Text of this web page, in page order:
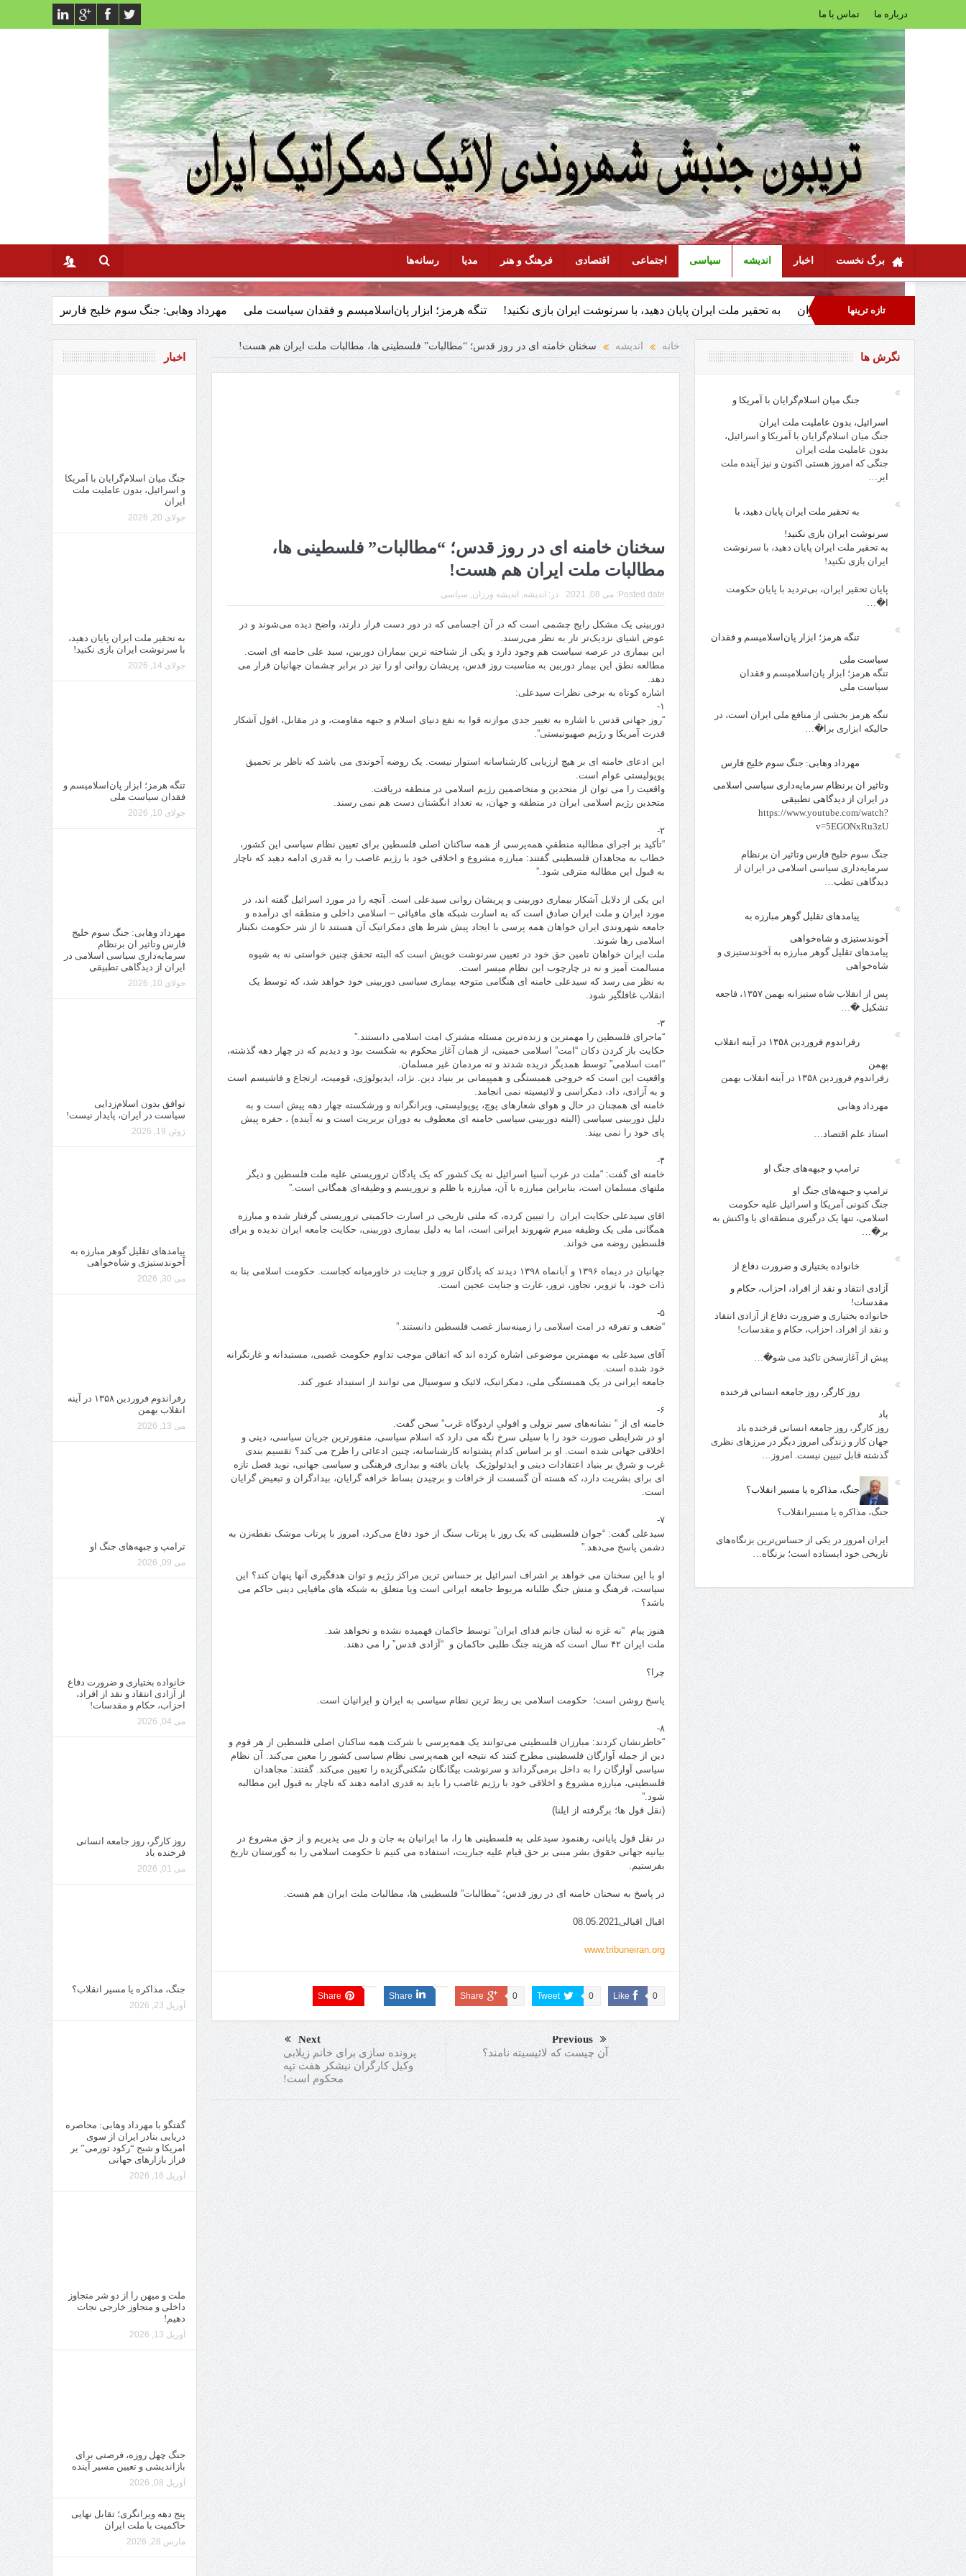
درباره ما تماس با ما
برگ نخست اخبار اندیشه سیاسی اجتماعی اقتصادی فرهنگ و هنر مدیا رسانه‌ها
تازه ترینهاعاملیت ملت ایران به تحقیر ملت ایران پایان دهید، با سرنوشت ایران بازی نکنید! تنگه هرمز؛ ابزار پان‌اسلامیسم و فقدان سیاست ملی مهرداد وهابی: جنگ سوم خلیج فارس وتاثیر ان برنظام
خانه اندیشه سخنان خامنه ای در روز قدس؛ “مطالبات” فلسطینی ها، مطالبات ملت ایران هم هست!
سخنان خامنه ای در روز قدس؛ “مطالبات” فلسطینی ها،
مطالبات ملت ایران هم هست!
Posted date: می 08, 2021 در: اندیشه, اندیشه ورزان, سیاسی
دوربینی یک مشکل رایج چشمی است که در آن اجسامی که در دور دست قرار دارند، واضح دیده می‌شوند و در
عوض اشیای نزدیک‌تر تار به نظر می‌رسند.
این بیماری در عرصه سیاست هم وجود دارد و یکی از شناخته ترین بیماران دوربین، سید علی خامنه ای است.
مطالعه نطق این بیمار دوربین به مناسبت روز قدس، پریشان روانی او را نیز در برابر چشمان جهانیان قرار می
دهد.
اشاره کوتاه به برخی نظرات سیدعلی:
۱-
“روز جهانی قدس با اشاره به تغییر جدی موازنه قوا به نفع دنیای اسلام و جبهه مقاومت، و در مقابل، افول آشکار
قدرت آمریکا و رژیم صهیونیستی”.
این ادعای خامنه ای بر هیچ ارزیابی کارشناسانه استوار نیست. یک روضه آخوندی می باشد که ناظر بر تحمیق
پوپولیستی عوام است.
واقعیت را می توان از متحدین و متخاصمین رژیم اسلامی در منطقه دریافت.
متحدین رژیم اسلامی ایران در منطقه و جهان، به تعداد انگشتان دست هم نمی رسند.
۲-
“تأکید بر اجرای مطالبه منطقیِ همه‌پرسی از همه ساکنان اصلی فلسطین برای تعیین نظام سیاسی این کشور،
خطاب به مجاهدان فلسطینی گفتند: مبارزه مشروع و اخلاقی خود با رژیم غاصب را به قدری ادامه دهید که ناچار
به قبول این مطالبه مترقی شود.”
این یکی از دلایل آشکار بیماری دوربینی و پریشان روانی سیدعلی است. آنچه را در مورد اسرائیل گفته اند، در
مورد ایران و ملت ایران صادق است که به اسارت شبکه های مافیائی – اسلامی داخلی و منطقه ای درآمده و
جامعه شهروندی ایران خواهان همه پرسی با ایجاد پیش شرط های دمکراتیک آن هستند تا از شر حکومت نکبتار
اسلامی رها شوند.
ملت ایران خواهان تامین حق خود در تعیین سرنوشت خویش است که البته تحقق چنین خواستی نه به شیوه
مسالمت آمیز و نه در چارچوب این نظام میسر است.
به نظر می رسد که سیدعلی خامنه ای هنگامی متوجه بیماری سیاسی دوربینی خود خواهد شد، که توسط یک
انقلاب غافلگیر شود.
۳-
“ماجرای فلسطین را مهمترین و زنده‌ترین مسئله مشترک امت اسلامی دانستند.”
حکایت باز کردن دکان “امت” اسلامی خمینی، از همان آغاز محکوم به شکست بود و دیدیم که در چهار دهه گذشته،
“امت اسلامی” توسط همدیگر دریده شدند و نه مردمان غیر مسلمان.
واقعیت این است که خروجی همبستگی و همپیمانی بر بنیاد دین. نژاد، ایدیولوژی، قومیت، ارتجاع و فاشیسم است
و به آزادی، داد، دمکراسی و لائیسیته نمی انجامد.
خامنه ای همچنان در حال و هوای شعارهای پوچ، پوپولیستی، ویرانگرانه و ورشکسته چهار دهه پیش است و به
دلیل دوربینی سیاسی (البته دوربینی سیاسی خامنه ای معطوف به دوران بربریت است و نه آینده) ، حفره پیش
پای خود را نمی بیند.
۴-
خامنه ای گفت: “ملت در غرب آسیا اسرائیل نه یک کشور که یک پادگان تروریستی علیه ملت فلسطین و دیگر
ملتهای مسلمان است، بنابراین مبارزه با آن، مبارزه با ظلم و تروریسم و وظیفه‌ای همگانی است.”
اقای سیدعلی حکایت ایران را تبیین کرده، که ملتی تاریخی در اسارت حاکمیتی تروریستی گرفتار شده و مبارزه
همگانی ملی یک وظیفه مبرم شهروند ایرانی است، اما به دلیل بیماری دوربینی، حکایت جامعه ایران ندیده و برای
فلسطین روضه می خواند.
جهانیان در دیماه ۱۳۹۶ و آبانماه ۱۳۹۸ دیدند که پادگان ترور و جنایت در خاورمیانه کجاست. حکومت اسلامی بنا به
ذات خود، با تزویر، تجاوز، ترور، غارت و جنایت عجین است.
۵-
“ضعف و تفرقه در امت اسلامی را زمینه‌ساز غصب فلسطین دانستند.”
آقای سیدعلی به مهمترین موضوعی اشاره کرده اند که اتفاقن موجب تداوم حکومت غصبی، مستبدانه و غارتگرانه
خود شده است.
جامعه ایرانی در یک همبستگی ملی، دمکراتیک، لائیک و سوسیال می توانند از استبداد عبور کند.
۶-
خامنه ای از ” نشانه‌های سیر نزولی و افولیِ اردوگاه غرب” سخن گفت.
او در شرایطی صورت خود را با سیلی سرخ نگه می دارد که اسلام سیاسی، منفورترین جریان سیاسی، دینی و
اخلاقی جهانی شده است. او بر اساس کدام پشتوانه کارشناسانه، چنین ادعائی را طرح می کند؟ تقسیم بندی
غرب و شرق بر بنیاد اعتقادات دینی و ایدئولوژیک پایان یافته و بیداری فرهنگی و سیاسی جهانی، نوید فصل تازه
ای برای بشریت دارد، که هسته آن گسست از خرافات و برچیدن بساط خرافه گرایان، بیدادگران و تبعیض گرایان
است.
۷-
سیدعلی گفت: “جوان فلسطینی که یک روز با پرتاب سنگ از خود دفاع می‌کرد، امروز با پرتاب موشک نقطه‌زن به
دشمن پاسخ می‌دهد.”
او با این سخنان می خواهد بر اشراف اسرائیل بر حساس ترین مراکز رژیم و توان هدفگیری آنها پنهان کند؟ این
سیاست، فرهنگ و منش جنگ طلبانه مربوط جامعه ایرانی است ویا متعلق به شبکه های مافیایی دینی حاکم می
باشد؟
هنوز پیام “نه غزه نه لبنان جانم فدای ایران” توسط حاکمان فهمیده نشده و نخواهد شد.
ملت ایران ۴۲ سال است که هزینه جنگ طلبی حاکمان و “آزادی قدس” را می دهند.
چرا؟
پاسخ روشن است؛ حکومت اسلامی بی ربط ترین نطام سیاسی به ایران و ایرانیان است.
۸-
“خاطرنشان کردند: مبارزان فلسطینی می‌توانند یک همه‌پرسی با شرکت همه ساکنان اصلی فلسطین از هر قوم و
دین از جمله آوارگان فلسطینی مطرح کنند که نتیجه این همه‌پرسی نظام سیاسی کشور را معین می‌کند. آن نظام
سیاسی آوارگان را به داخل برمی‌گرداند و سرنوشت بیگانگان سُکنی‌گزیده را تعیین می‌کند. گفتند: مجاهدان
فلسطینی، مبارزه مشروع و اخلاقی خود با رژیم غاصب را باید به قدری ادامه دهند که ناچار به قبول این مطالبه
شود.”
(نقل قول ها؛ برگرفته از ایلنا)
در نقل قول پایانی، رهنمود سیدعلی به فلسطینی ها را، ما ایرانیان به جان و دل می پذیریم و از حق مشروع در
بیانیه جهانی حقوق بشر مبنی بر حق قیام علیه جباریت، استفاده می کنیم تا حکومت اسلامی را به گورستان تاریخ
بفرستیم.
در پاسخ به سخنان خامنه ای در روز قدس؛ “مطالبات” فلسطینی ها، مطالبات ملت ایران هم هست.
اقبال اقبالی08.05.2021
www.tribuneiran.org
Like 0
Tweet 0
Share 0
Share
Share
Previous
آن چیست که لائیسیته نامند؟
Next
پرونده سازی برای خانم زیلابی
وکیل کارگران نیشکر هفت تپه
محکوم است!
اخبار
جنگ میان اسلام‌گرایان با آمریکا
و اسرائیل، بدون عاملیت ملت
ایران
جولای 20, 2026
به تحقیر ملت ایران پایان دهید،
با سرنوشت ایران بازی نکنید!
جولای 14, 2026
تنگه هرمز؛ ابزار پان‌اسلامیسم و
فقدان سیاست ملی
جولای 10, 2026
مهرداد وهابی: جنگ سوم خلیج
فارس وتاثیر ان برنظام
سرمایه‌داری سیاسی اسلامی در
ایران از دیدگاهی تطبیقی
جولای 10, 2026
توافق بدون اسلام‌زدایی
سیاست در ایران، پایدار نیست!
ژوئن 19, 2026
پیامدهای تقلیل گوهر مبارزه به
آخوندستیزی و شاه‌خواهی
می 30, 2026
رفراندوم فروردین ۱۳۵۸ در آینه
انقلاب بهمن
می 13, 2026
ترامپ و جبهه‌های جنگ او
می 09, 2026
خانواده بختیاری و ضرورت دفاع
از آزادی انتقاد و نقد از افراد،
احزاب، حکام و مقدسات!
می 04, 2026
روز کارگر، روز جامعه انسانی
فرخنده باد
می 01, 2026
جنگ، مذاکره یا مسیر انقلاب؟
آوریل 23, 2026
گفتگو با مهرداد وهابی: محاصره
دریایی بنادر ایران از سوی
امریکا و شبح “رکود تورمی” بر
فراز بازارهای جهانی
آوریل 16, 2026
ملت و میهن را از دو شر متجاوز
داخلی و متجاوز خارجی نجات
دهیم!
آوریل 13, 2026
جنگ چهل روزه، فرصتی برای
بازاندیشی و تعیین مسیر آینده
آوریل 08, 2026
پنج دهه ویرانگری؛ تقابل نهایی
حاکمیت با ملت ایران
مارس 28, 2026
نگرش ها
جنگ میان اسلام‌گرایان با آمریکا و
اسرائیل، بدون عاملیت ملت ایران
جنگ میان اسلام‌گرایان با آمریکا و اسرائیل،
بدون عاملیت ملت ایران
جنگی که امروز هستی اکنون و نیز آینده ملت
ایر…
به تحقیر ملت ایران پایان دهید، با
سرنوشت ایران بازی نکنید!
به تحقیر ملت ایران پایان دهید، با سرنوشت
ایران بازی نکنید!
پایان تحقیر ایران، بی‌تردید با پایان حکومت
ا�…
تنگه هرمز؛ ابزار پان‌اسلامیسم و فقدان
سیاست ملی
تنگه هرمز؛ ابزار پان‌اسلامیسم و فقدان
سیاست ملی
تنگه هرمز بخشی از منافع ملی ایران است، در
حالیکه ابزاری برا�…
مهرداد وهابی: جنگ سوم خلیج فارس
وتاثیر ان برنظام سرمایه‌داری سیاسی اسلامی
در ایران از دیدگاهی تطبیقی
https://www.youtube.com/watch?
v=5EGONxRu3zU
جنگ سوم خلیج فارس وتاثیر ان برنظام
سرمایه‌داری سیاسی اسلامی در ایران از
دیدگاهی تطب…
پیامدهای تقلیل گوهر مبارزه به
آخوندستیزی و شاه‌خواهی
پیامدهای تقلیل گوهر مبارزه به آخوندستیزی و
شاه‌خواهی
پس از انقلاب شاه ستیزانه بهمن ۱۳۵۷، فاجعه
تشکیل �…
رفراندوم فروردین ۱۳۵۸ در آینه انقلاب
بهمن
رفراندوم فروردین ۱۳۵۸ در آینه انقلاب بهمن
مهرداد وهابی
استاد علم اقتصاد…
ترامپ و جبهه‌های جنگ او
ترامپ و جبهه‌های جنگ او
جنگ کنونی آمریکا و اسرائیل علیه حکومت
اسلامی، تنها یک درگیری منطقه‌ای یا واکنش به
بر�…
خانواده بختیاری و ضرورت دفاع از
آزادی انتقاد و نقد از افراد، احزاب، حکام و
مقدسات!
خانواده بختیاری و ضرورت دفاع از آزادی انتقاد
و نقد از افراد، احزاب، حکام و مقدسات!
پیش از آغازسخن تاکید می شو�…
روز کارگر، روز جامعه انسانی فرخنده
باد
روز کارگر، روز جامعه انسانی فرخنده باد
جهان کار و زندگی امروز دیگر در مرزهای نظری
گذشته قابل تبیین نیست. امروز…
جنگ، مذاکره یا مسیر انقلاب؟
جنگ، مذاکره یا مسیرانقلاب؟
ایران امروز در یکی از حساس‌ترین بزنگاه‌های
تاریخی خود ایستاده است؛ بزنگاه…